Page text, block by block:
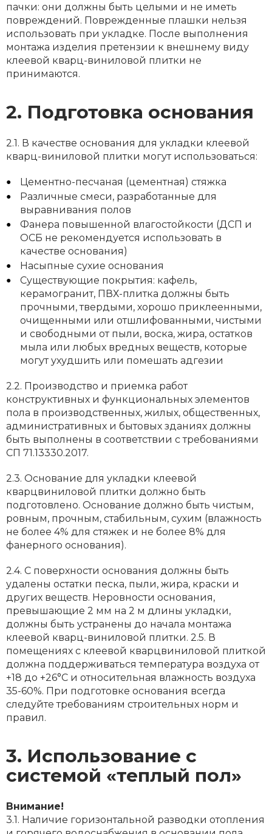
пачки: они должны быть целыми и не иметь
повреждений. Поврежденные плашки нельзя
использовать при укладке. После выполнения
монтажа изделия претензии к внешнему виду
клеевой кварц-виниловой плитки не
принимаются.
2. Подготовка основания
2.1. В качестве основания для укладки клеевой
кварц-виниловой плитки могут использоваться:
Цементно-песчаная (цементная) стяжка
Различные смеси, разработанные для
выравнивания полов
Фанера повышенной влагостойкости (ДСП и
ОСБ не рекомендуется использовать в
качестве основания)
Насыпные сухие основания
Существующие покрытия: кафель,
керамогранит, ПВХ-плитка должны быть
прочными, твердыми, хорошо приклеенными,
очищенными или отшлифованными‚ чистыми
и свободными от пыли, воска, жира, остатков
мыла или любых вредных веществ, которые
могут ухудшить или помешать адгезии
2.2. Производство и приемка работ
конструктивных и функциональных элементов
пола в производственных, жилых, общественных‚
административных и бытовых зданиях должны
быть выполнены в соответствии с требованиями
СП 71.13330.2017.
2.3. Основание для укладки клеевой
кварцвиниловой плитки должно быть
подготовлено. Основание должно быть чистым,
ровным, прочным, стабильным, сухим (влажность
не более 4% для стяжек и не более 8% для
фанерного основания).
2.4. С поверхности основания должны быть
удалены остатки песка, пыли, жира, краски и
других веществ. Неровности основания,
превышающие 2 мм на 2 м длины укладки,
должны быть устранены до начала монтажа
клеевой кварц-виниловой плитки. 2.5. В
помещениях с клеевой кварцвиниловой плиткой
должна поддерживаться температура воздуха от
+18 до +26°С и относительная влажность воздуха
35-60%. При подготовке основания всегда
следуйте требованиям строительных норм и
правил.
3. Использование с
системой «теплый пол»
Внимание!
3.1. Наличие горизонтальной разводки отопления